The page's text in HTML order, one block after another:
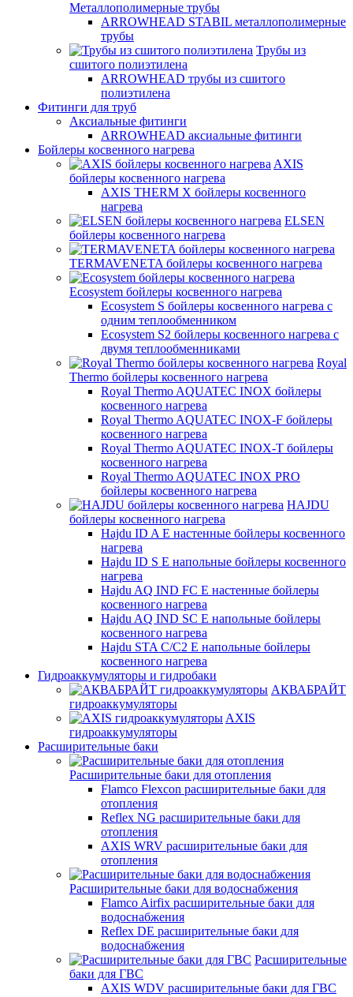
Металлополимерные трубы
ARROWHEAD STABIL металлополимерные
трубы
Трубы из
сшитого полиэтилена
ARROWHEAD трубы из сшитого
полиэтилена
Фитинги для труб
Аксиальные фитинги
ARROWHEAD аксиальные фитинги
Бойлеры косвенного нагрева
AXIS
бойлеры косвенного нагрева
AXIS THERM X бойлеры косвенного
нагрева
ELSEN
бойлеры косвенного нагрева
TERMAVENETA бойлеры косвенного нагрева
Ecosystem бойлеры косвенного нагрева
Ecosystem S бойлеры косвенного нагрева с
одним теплообменником
Ecosystem S2 бойлеры косвенного нагрева с
двумя теплообменниками
Royal
Thermo бойлеры косвенного нагрева
Royal Thermo AQUATEC INOX бойлеры
косвенного нагрева
Royal Thermo AQUATEC INOX-F бойлеры
косвенного нагрева
Royal Thermo AQUATEC INOX-T бойлеры
косвенного нагрева
Royal Thermo AQUATEC INOX PRO
бойлеры косвенного нагрева
HAJDU
бойлеры косвенного нагрева
Hajdu ID A E настенные бойлеры косвенного
нагрева
Hajdu ID S E напольные бойлеры косвенного
нагрева
Hajdu AQ IND FC E настенные бойлеры
косвенного нагрева
Hajdu AQ IND SC E напольные бойлеры
косвенного нагрева
Hajdu STA C/C2 E напольные бойлеры
косвенного нагрева
Гидроаккумуляторы и гидробаки
АКВАБРАЙТ
гидроаккумуляторы
AXIS
гидроаккумуляторы
Расширительные баки
Расширительные баки для отопления
Flamco Flexcon расширительные баки для
отопления
Reflex NG расширительные баки для
отопления
AXIS WRV расширительные баки для
отопления
Расширительные баки для водоснабжения
Flamco Airfix расширительные баки для
водоснабжения
Reflex DЕ расширительные баки для
водоснабжения
Расширительные
баки для ГВС
AXIS WDV расширительные баки для ГВС